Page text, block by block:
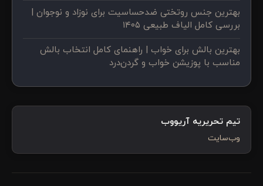
بهترین جنس روتختی ضدحساسیت برای نوزاد و نوجوان |
بررسی کامل الیاف طبیعی ۱۴۰۵
بهترین بالش برای خواب | راهنمای کامل انتخاب بالش
مناسب با پوزیشن خواب و گردن‌درد
تیم تحریریه آریووب
وب‌سایت